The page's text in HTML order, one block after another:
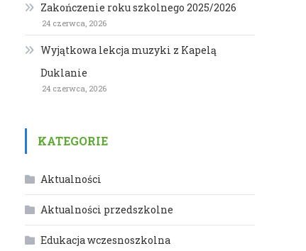
Zakończenie roku szkolnego 2025/2026
24 czerwca, 2026
Wyjątkowa lekcja muzyki z Kapelą
Duklanie
24 czerwca, 2026
KATEGORIE
Aktualności
Aktualności przedszkolne
Edukacja wczesnoszkolna